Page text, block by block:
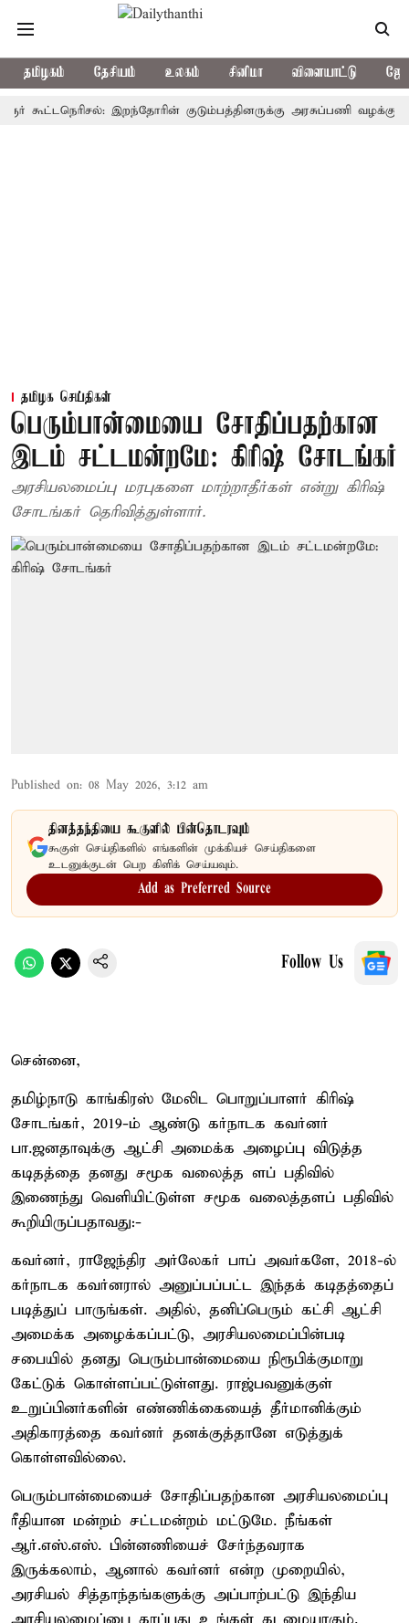
தமிழகம் தேசியம் உலகம் சினிமா விளையாட்டு
இறந்தோரின் குடும்பத்தினருக்கு அரசுப்பணி வழக்கு; வரும்
தமிழக செய்திகள்
பெரும்பான்மையை சோதிப்பதற்கான
இடம் சட்டமன்றமே: கிரிஷ் சோடங்கர்
அரசியலமைப்பு மரபுகளை மாற்றாதீர்கள் என்று கிரிஷ்
சோடங்கர் தெரிவித்துள்ளார்.
Published on: 08 May 2026, 3:12 am
தினத்தந்தியை கூகுளில் பின்தொடரவும்
கூகுள் செய்திகளில் எங்களின் முக்கியச் செய்திகளை
உடனுக்குடன் பெற கிளிக் செய்யவும்.
Add as Preferred Source
Follow Us
சென்னை,
தமிழ்நாடு காங்கிரஸ் மேலிட பொறுப்பாளர் கிரிஷ்
சோடங்கர், 2019-ம் ஆண்டு கர்நாடக கவர்னர்
பா.ஜனதாவுக்கு ஆட்சி அமைக்க அழைப்பு விடுத்த
கடிதத்தை தனது சமூக வலைத்த ளப் பதிவில்
இணைந்து வெளியிட்டுள்ள சமூக வலைத்தளப் பதிவில்
கூறியிருப்பதாவது:-
கவர்னர், ராஜேந்திர அர்லேகர் பாப் அவர்களே, 2018-ல்
கர்நாடக கவர்னரால் அனுப்பப்பட்ட இந்தக் கடிதத்தைப்
படித்துப் பாருங்கள். அதில், தனிப்பெரும் கட்சி ஆட்சி
அமைக்க அழைக்கப்பட்டு, அரசியலமைப்பின்படி
சபையில் தனது பெரும்பான்மையை நிரூபிக்குமாறு
கேட்டுக் கொள்ளப்பட்டுள்ளது. ராஜ்பவனுக்குள்
உறுப்பினர்களின் எண்ணிக்கையைத் தீர்மானிக்கும்
அதிகாரத்தை கவர்னர் தனக்குத்தானே எடுத்துக்
கொள்ளவில்லை.
பெரும்பான்மையைச் சோதிப்பதற்கான அரசியலமைப்பு
ரீதியான மன்றம் சட்டமன்றம் மட்டுமே. நீங்கள்
ஆர்.எஸ்.எஸ். பின்னணியைச் சேர்ந்தவராக
இருக்கலாம், ஆனால் கவர்னர் என்ற முறையில்,
அரசியல் சித்தாந்தங்களுக்கு அப்பாற்பட்டு இந்திய